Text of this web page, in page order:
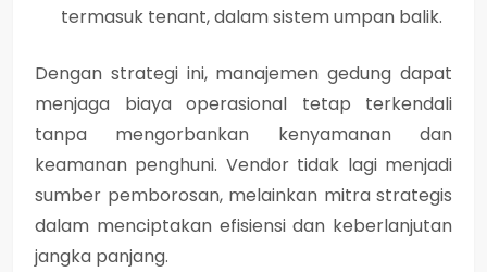
termasuk tenant, dalam sistem umpan balik.
Dengan strategi ini, manajemen gedung dapat
menjaga biaya operasional tetap terkendali
tanpa mengorbankan kenyamanan dan
keamanan penghuni. Vendor tidak lagi menjadi
sumber pemborosan, melainkan mitra strategis
dalam menciptakan efisiensi dan keberlanjutan
jangka panjang.